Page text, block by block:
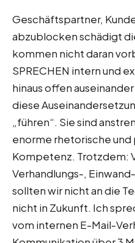
Geschäftspartner,
abzublocken schädigt
kommen nicht daran
SPRECHEN intern und
hinaus offen
diese
„führen“. Sie sind
enorme rhetorische
Kompetenz. Trotzdem:
Verhandlungs-,
sollten wir nicht an die
nicht in Zukunft. Ich
vom internen E-Mail-